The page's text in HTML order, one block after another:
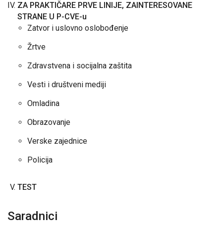
ZA PRAKTIČARE PRVE LINIJE, ZAINTERESOVANE
STRANE U P-CVE-u
Zatvor i uslovno oslobođenje
Žrtve
Zdravstvena i socijalna zaštita
Vesti i društveni mediji
Omladina
Obrazovanje
Verske zajednice
Policija
TEST
Saradnici